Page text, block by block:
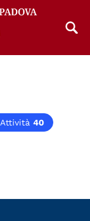
Attività 40